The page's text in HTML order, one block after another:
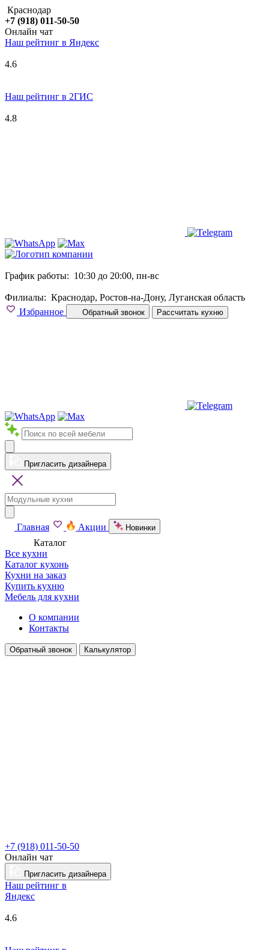
Краснодар
+7 (918) 011-50-50
Онлайн чат
Наш рейтинг в Яндекс
4.6
Наш рейтинг в 2ГИС
4.8
График работы: 10:30 до 20:00, пн-вс
Филиалы: Краснодар, Ростов-на-Дону, Луганская область
Избранное
Обратный звонок Рассчитать кухню
Пригласить дизайнера
Главная Акции Новинки
Каталог
Все кухни
Каталог кухонь
Кухни на заказ
Купить кухню
Мебель для кухни
О компании
Контакты
Обратный звонок Калькулятор
+7 (918) 011-50-50
Онлайн чат
Пригласить дизайнера
Наш рейтинг в
Яндекс
4.6